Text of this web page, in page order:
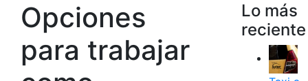
Opciones
para trabajar
Lo más
reciente